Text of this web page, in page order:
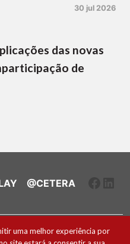
30 jul 2026
das novas
de
@CETERA
uma melhor experiência por